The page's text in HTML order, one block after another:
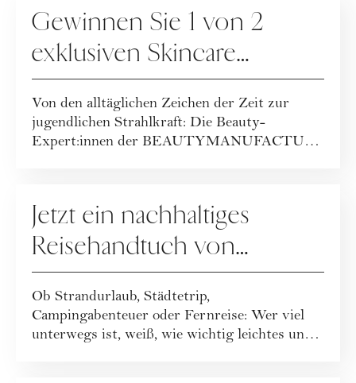
Gewinnen Sie 1 von 2
exklusiven Skincare
Packages der
BEAUTYMANUFACTUR!
Von den alltäglichen Zeichen der Zeit zur
jugendlichen Strahlkraft: Die Beauty-
Expert:innen der BEAUTYMANUFACTUR
Jetzt ein nachhaltiges
Reisehandtuch von
Buvanha gewinnen
Ob Strandurlaub, Städtetrip,
Campingabenteuer oder Fernreise: Wer viel
unterwegs ist, weiß, wie wichtig leichtes und